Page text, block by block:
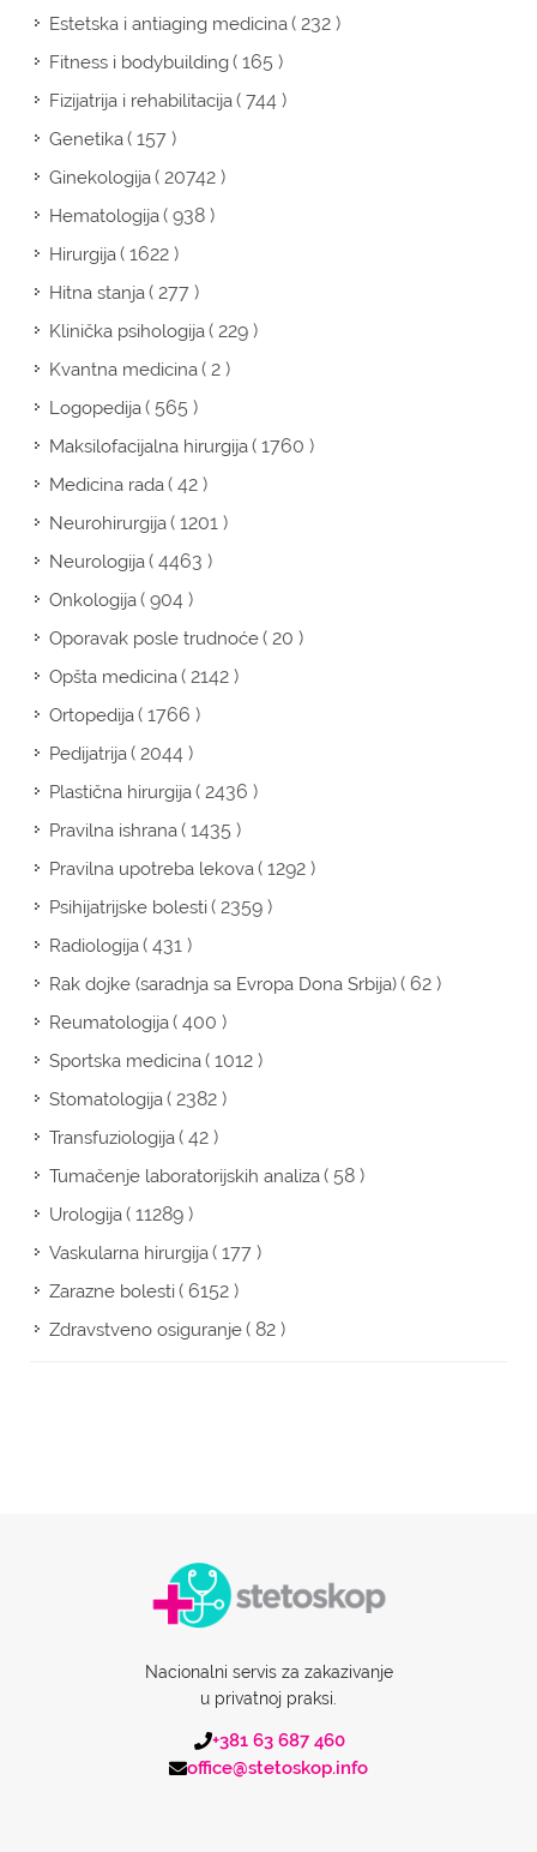
Estetska i antiaging medicina( 232 )
Fitness i bodybuilding( 165 )
Fizijatrija i rehabilitacija( 744 )
Genetika( 157 )
Ginekologija( 20742 )
Hematologija( 938 )
Hirurgija( 1622 )
Hitna stanja( 277 )
Klinička psihologija( 229 )
Kvantna medicina( 2 )
Logopedija( 565 )
Maksilofacijalna hirurgija( 1760 )
Medicina rada( 42 )
Neurohirurgija( 1201 )
Neurologija( 4463 )
Onkologija( 904 )
Oporavak posle trudnoće( 20 )
Opšta medicina( 2142 )
Ortopedija( 1766 )
Pedijatrija( 2044 )
Plastična hirurgija( 2436 )
Pravilna ishrana( 1435 )
Pravilna upotreba lekova( 1292 )
Psihijatrijske bolesti( 2359 )
Radiologija( 431 )
Rak dojke (saradnja sa Evropa Dona Srbija)( 62 )
Reumatologija( 400 )
Sportska medicina( 1012 )
Stomatologija( 2382 )
Transfuziologija( 42 )
Tumačenje laboratorijskih analiza( 58 )
Urologija( 11289 )
Vaskularna hirurgija( 177 )
Zarazne bolesti( 6152 )
Zdravstveno osiguranje( 82 )
Nacionalni servis za zakazivanje
u privatnoj praksi.
+381 63 687 460
office@stetoskop.info